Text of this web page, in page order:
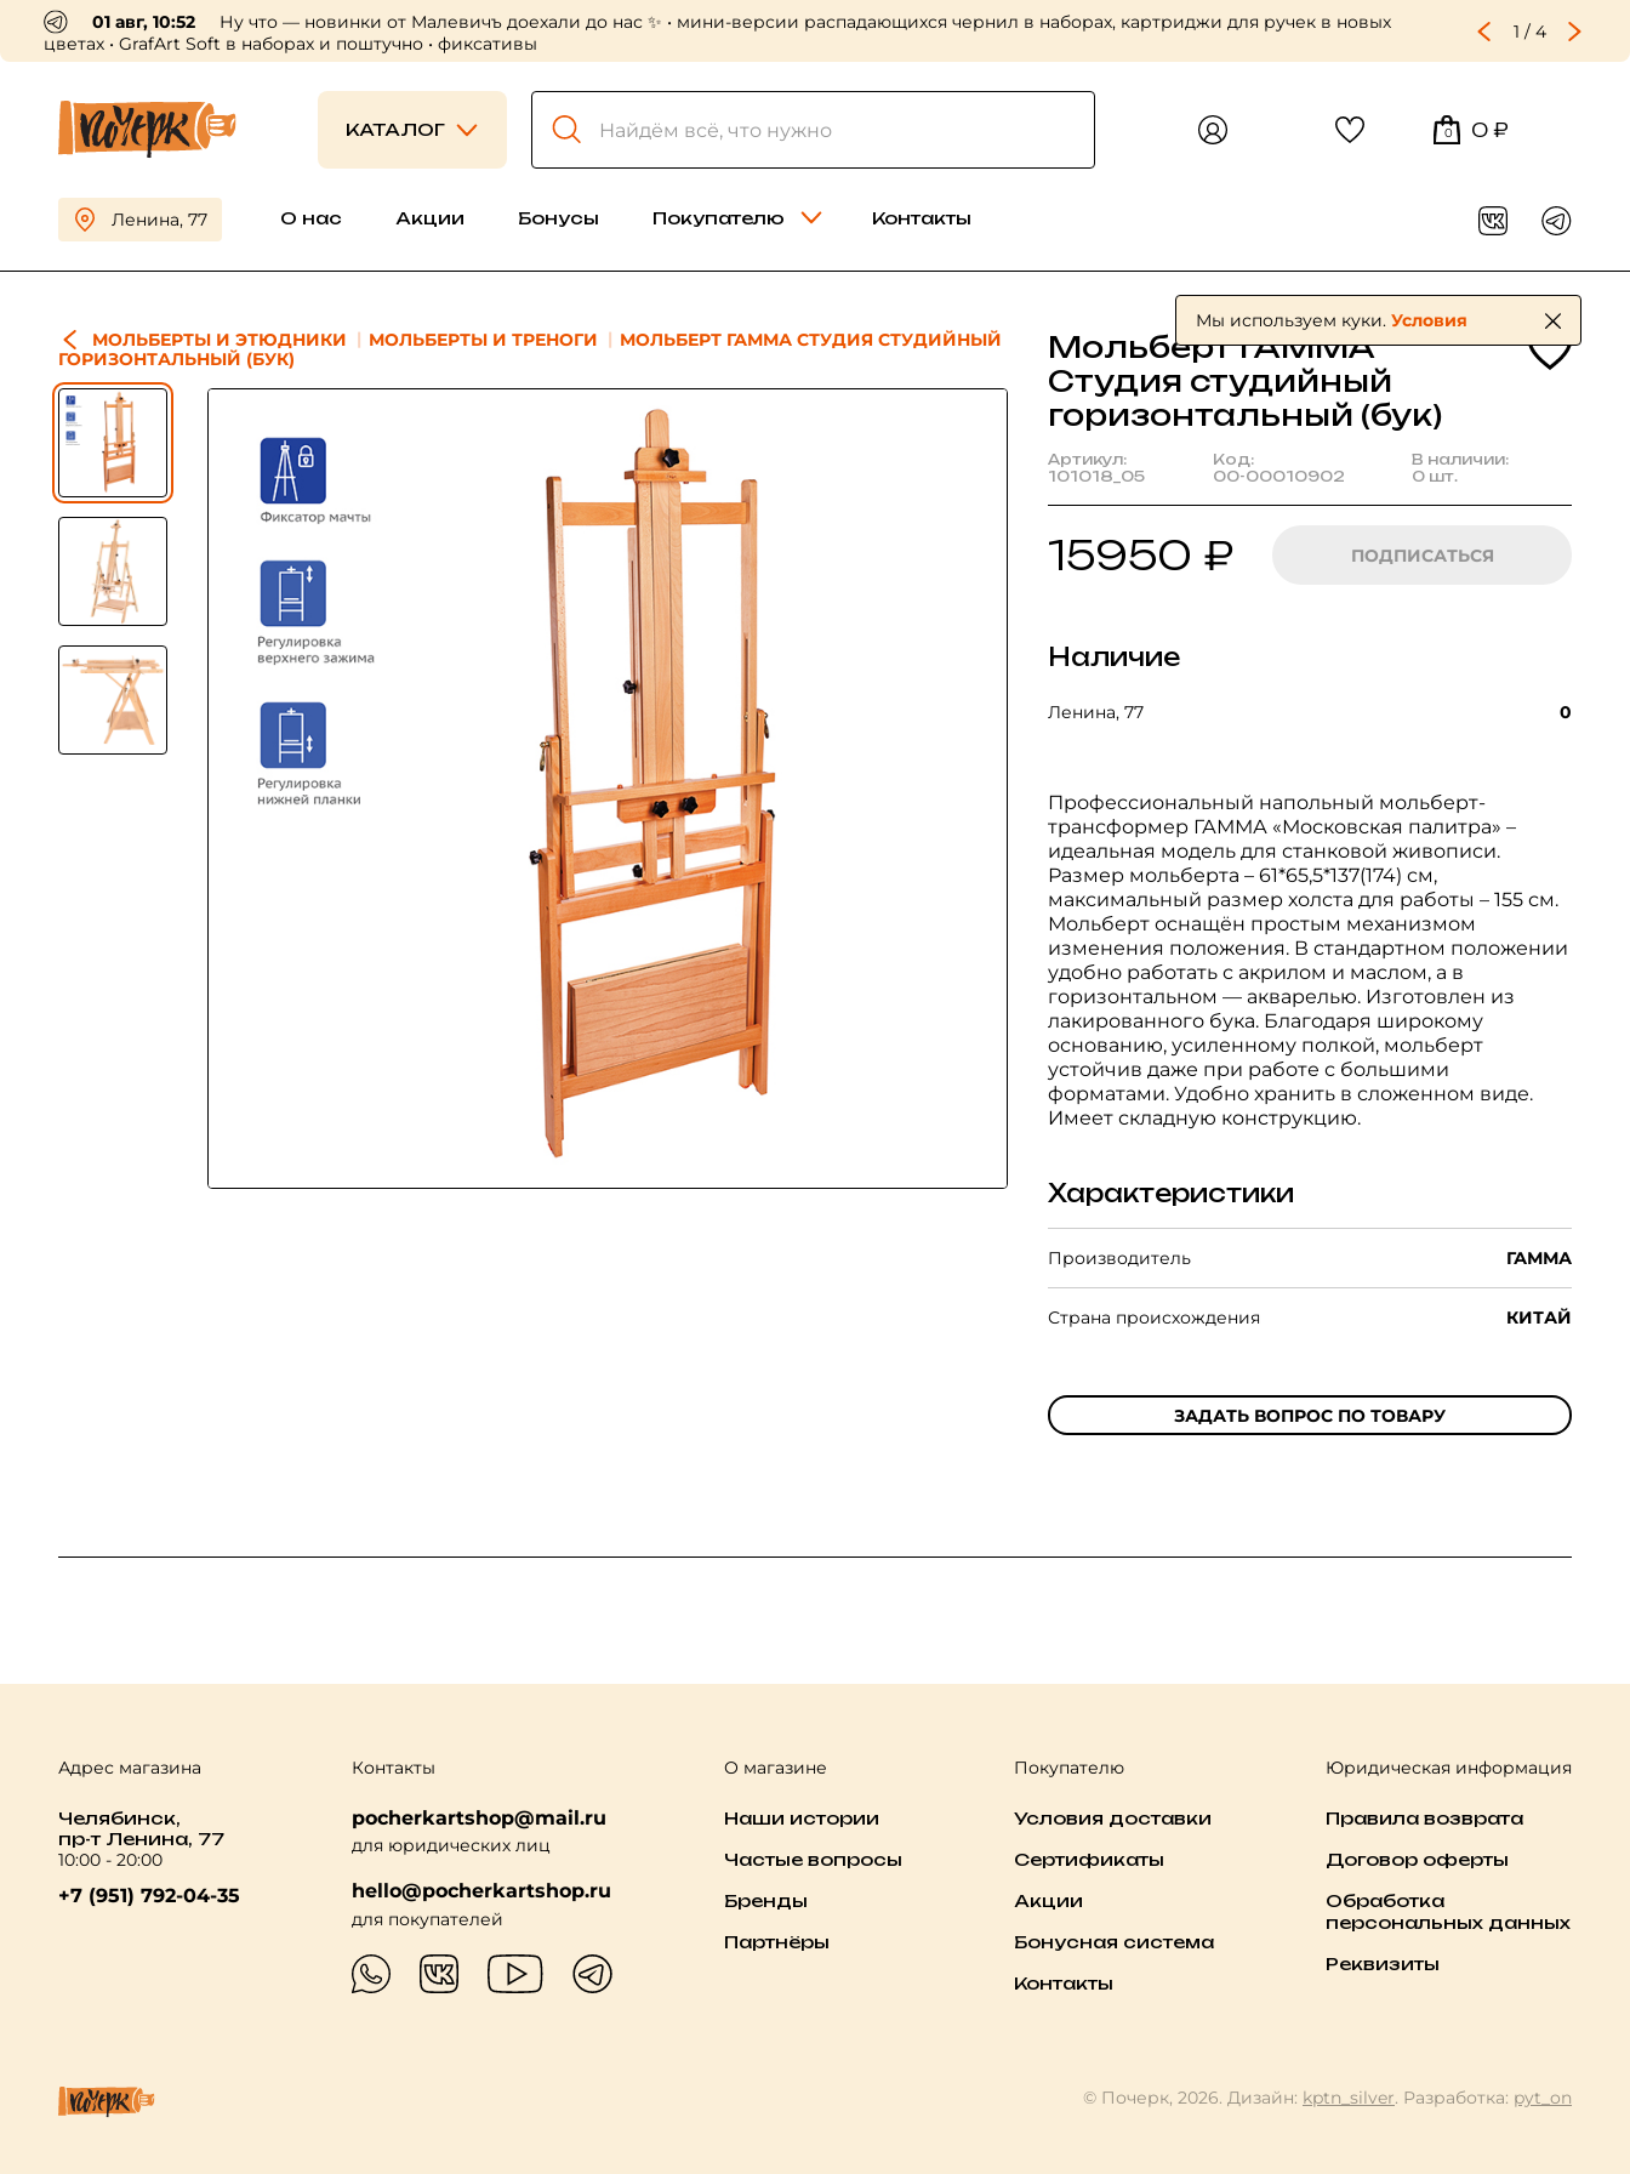
01 авг, 10:52
Ну что — новинки от Малевичъ доехали до нас ✨ • мини-версии распадающихся чернил в наборах, картриджи для ручек в новых
цветах • GrafArt Soft в наборах и поштучно • фиксативы
1 / 4
КАТАЛОГ 0 0 ₽
Ленина, 77 О нас Акции Бонусы Покупателю Контакты
МОЛЬБЕРТЫ И ЭТЮДНИКИ МОЛЬБЕРТЫ И ТРЕНОГИ
МОЛЬБЕРТ ГАММА СТУДИЯ СТУДИЙНЫЙ
ГОРИЗОНТАЛЬНЫЙ (БУК)
Мольберт ГАММА
Студия студийный
горизонтальный (бук)
Артикул:
101018_05
Код:
00-00010902
В наличии:
0 шт.
15950 ₽ ПОДПИСАТЬСЯ
Наличие
Ленина, 77 0
Профессиональный напольный мольберт-
трансформер ГАММА «Московская палитра» –
идеальная модель для станковой живописи.
Размер мольберта – 61*65,5*137(174) см,
максимальный размер холста для работы – 155 см.
Мольберт оснащён простым механизмом
изменения положения. В стандартном положении
удобно работать с акрилом и маслом, а в
горизонтальном — акварелью. Изготовлен из
лакированного бука. Благодаря широкому
основанию, усиленному полкой, мольберт
устойчив даже при работе с большими
форматами. Удобно хранить в сложенном виде.
Имеет складную конструкцию.
Характеристики
Производитель ГАММА
Страна происхождения КИТАЙ
ЗАДАТЬ ВОПРОС ПО ТОВАРУ
Адрес магазина
Челябинск,
пр-т Ленина, 77
10:00 - 20:00
+7 (951) 792-04-35
Контакты
pocherkartshop@mail.ru
для юридических лиц
hello@pocherkartshop.ru
для покупателей
О магазине
Наши истории
Частые вопросы
Бренды
Партнёры
Покупателю
Условия доставки
Сертификаты
Акции
Бонусная система
Контакты
Юридическая информация
Правила возврата
Договор оферты
Обработка
персональных данных
Реквизиты
© Почерк, 2026. Дизайн: kptn_silver. Разработка: pyt_on
Мы используем куки. Условия